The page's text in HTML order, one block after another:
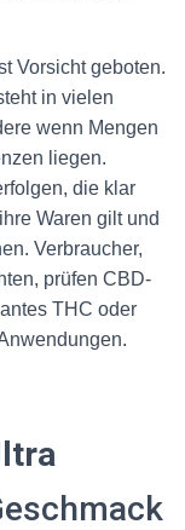
Vorsicht geboten.
in vielen
wenn Mengen
liegen.
die klar
Waren gilt und
Verbraucher,
prüfen CBD-
THC oder